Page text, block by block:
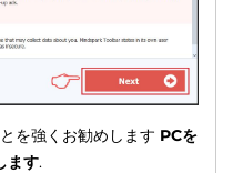
を強くお勧めします PCを
ます.